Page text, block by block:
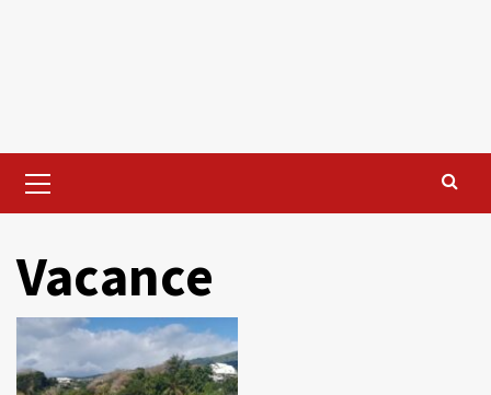
Menu
Vacance